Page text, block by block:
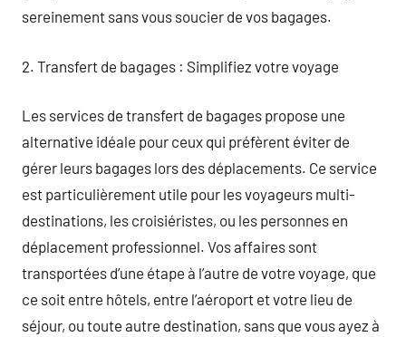
sereinement sans vous soucier de vos bagages.
2. Transfert de bagages : Simplifiez votre voyage
Les services de transfert de bagages propose une
alternative idéale pour ceux qui préfèrent éviter de
gérer leurs bagages lors des déplacements. Ce service
est particulièrement utile pour les voyageurs multi-
destinations, les croisiéristes, ou les personnes en
déplacement professionnel. Vos affaires sont
transportées d’une étape à l’autre de votre voyage, que
ce soit entre hôtels, entre l’aéroport et votre lieu de
séjour, ou toute autre destination, sans que vous ayez à